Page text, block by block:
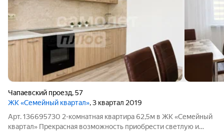
Чапаевский проезд,57
ЖК «Семейный квартал», 3 квартал 2019
Арт. 136695730 2-комнатная квартира 62,5м в ЖК «Семейный
квартал» Прекрасная возможность приобрести светлую и